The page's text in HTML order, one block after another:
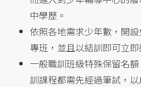
中學歷。
依照各地需求少年數，開
專班，並且以結訓即可立
一般職訓班級特殊保留名
訓課程都需先經過筆試，